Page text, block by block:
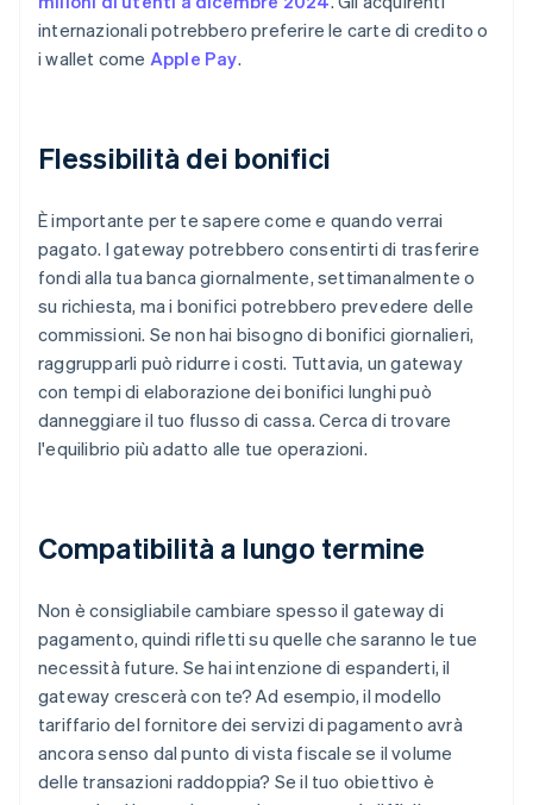
internazionali potrebbero preferire le carte di credito o
i wallet come Apple Pay.
Flessibilità dei bonifici
È importante per te sapere come e quando verrai
pagato. I gateway potrebbero consentirti di trasferire
fondi alla tua banca giornalmente, settimanalmente o
su richiesta, ma i bonifici potrebbero prevedere delle
commissioni. Se non hai bisogno di bonifici giornalieri,
raggrupparli può ridurre i costi. Tuttavia, un gateway
con tempi di elaborazione dei bonifici lunghi può
danneggiare il tuo flusso di cassa. Cerca di trovare
l'equilibrio più adatto alle tue operazioni.
Compatibilità a lungo termine
Non è consigliabile cambiare spesso il gateway di
pagamento, quindi rifletti su quelle che saranno le tue
necessità future. Se hai intenzione di espanderti, il
gateway crescerà con te? Ad esempio, il modello
tariffario del fornitore dei servizi di pagamento avrà
ancora senso dal punto di vista fiscale se il volume
delle transazioni raddoppia? Se il tuo obiettivo è